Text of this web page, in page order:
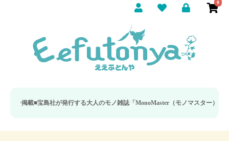
0
宝島社が発行する大人のモノ雑誌「MonoMaster（モノマスター）」の疲労